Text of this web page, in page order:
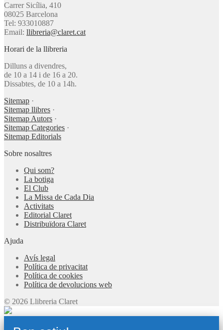
Carrer Sicília, 410
08025 Barcelona
Tel: 933010887
Email: llibreria@claret.cat
Horari de la llibreria
Dilluns a divendres,
de 10 a 14 i de 16 a 20.
Dissabtes, de 10 a 14h.
Sitemap ·
Sitemap llibres ·
Sitemap Autors ·
Sitemap Categories ·
Sitemap Editorials
Sobre nosaltres
Qui som?
La botiga
El Club
La Missa de Cada Dia
Activitats
Editorial Claret
Distribuïdora Claret
Ajuda
Avís legal
Política de privacitat
Política de cookies
Política de devolucions web
© 2026 Llibreria Claret